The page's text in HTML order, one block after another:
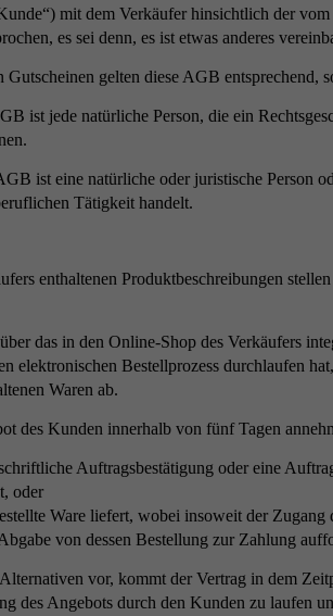
mit dem Verkäufer hinsichtlich der
es sei denn, es ist etwas anderes
gelten diese AGB entsprechend,
ist jede natürliche Person, die ein
ist eine natürliche oder juristische Person
Tätigkeit handelt.
enthaltenen Produktbeschreibungen
das in den Online-Shop des Verkäufers
elektronischen Bestellprozess durchlaufen
Waren ab.
des Kunden innerhalb von fünf Tagen
Auftragsbestätigung oder eine
oder
Ware liefert, wobei insoweit der
von dessen Bestellung zur Zahlung
vor, kommt der Vertrag in dem
des Angebots durch den Kunden zu laufen